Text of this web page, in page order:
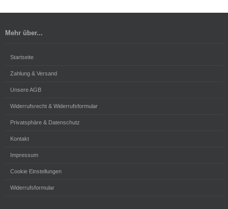
Mehr über...
Startseite
Zahlung & Versand
Unsere AGB
Widerrufsrecht & Widerrufsformular
Privatsphäre & Datenschutz
Kontakt
Impressum
Cookie Einstellungen
Widerrufsformular